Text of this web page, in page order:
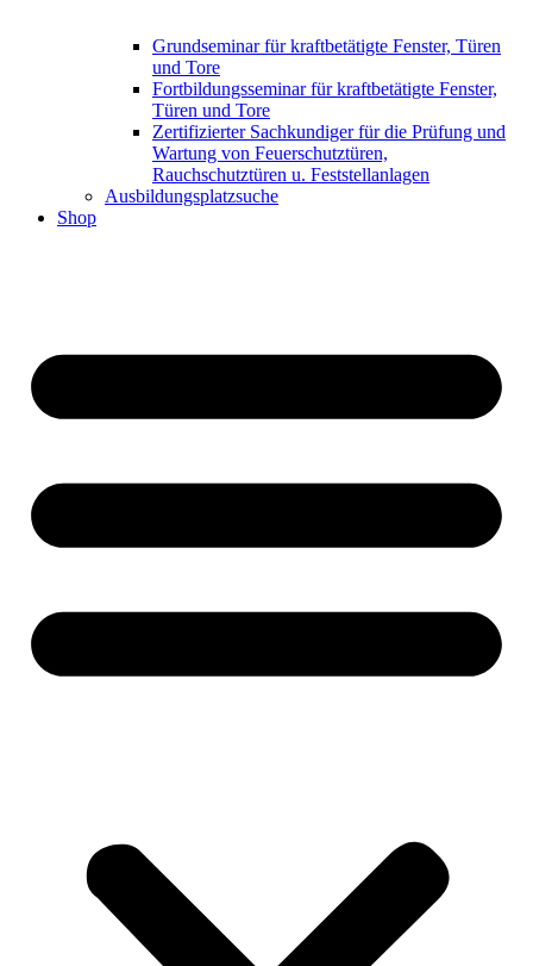
Grundseminar für kraftbetätigte Fenster, Türen
und Tore
Fortbildungsseminar für kraftbetätigte Fenster,
Türen und Tore
Zertifizierter Sachkundiger für die Prüfung und
Wartung von Feuerschutztüren,
Rauchschutztüren u. Feststellanlagen
Ausbildungsplatzsuche
Shop